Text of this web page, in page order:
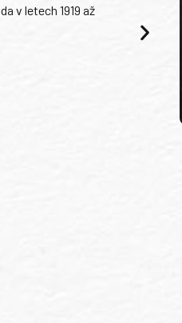
v letech 1919 až